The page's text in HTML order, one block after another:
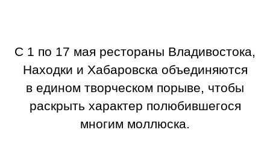
С 1 по 17 мая рестораны Владивостока,
Находки и Хабаровска объединяются
в едином творческом порыве, чтобы
раскрыть характер полюбившегося
многим моллюска.